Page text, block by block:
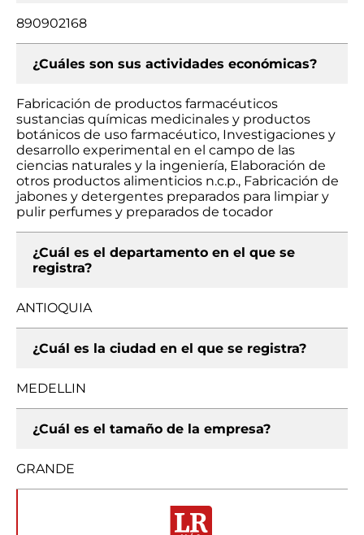
890902168
¿Cuáles son sus actividades económicas?
Fabricación de productos farmacéuticos
sustancias químicas medicinales y productos
botánicos de uso farmacéutico, Investigaciones y
desarrollo experimental en el campo de las
ciencias naturales y la ingeniería, Elaboración de
otros productos alimenticios n.c.p., Fabricación de
jabones y detergentes preparados para limpiar y
pulir perfumes y preparados de tocador
¿Cuál es el departamento en el que se
registra?
ANTIOQUIA
¿Cuál es la ciudad en el que se registra?
MEDELLIN
¿Cuál es el tamaño de la empresa?
GRANDE